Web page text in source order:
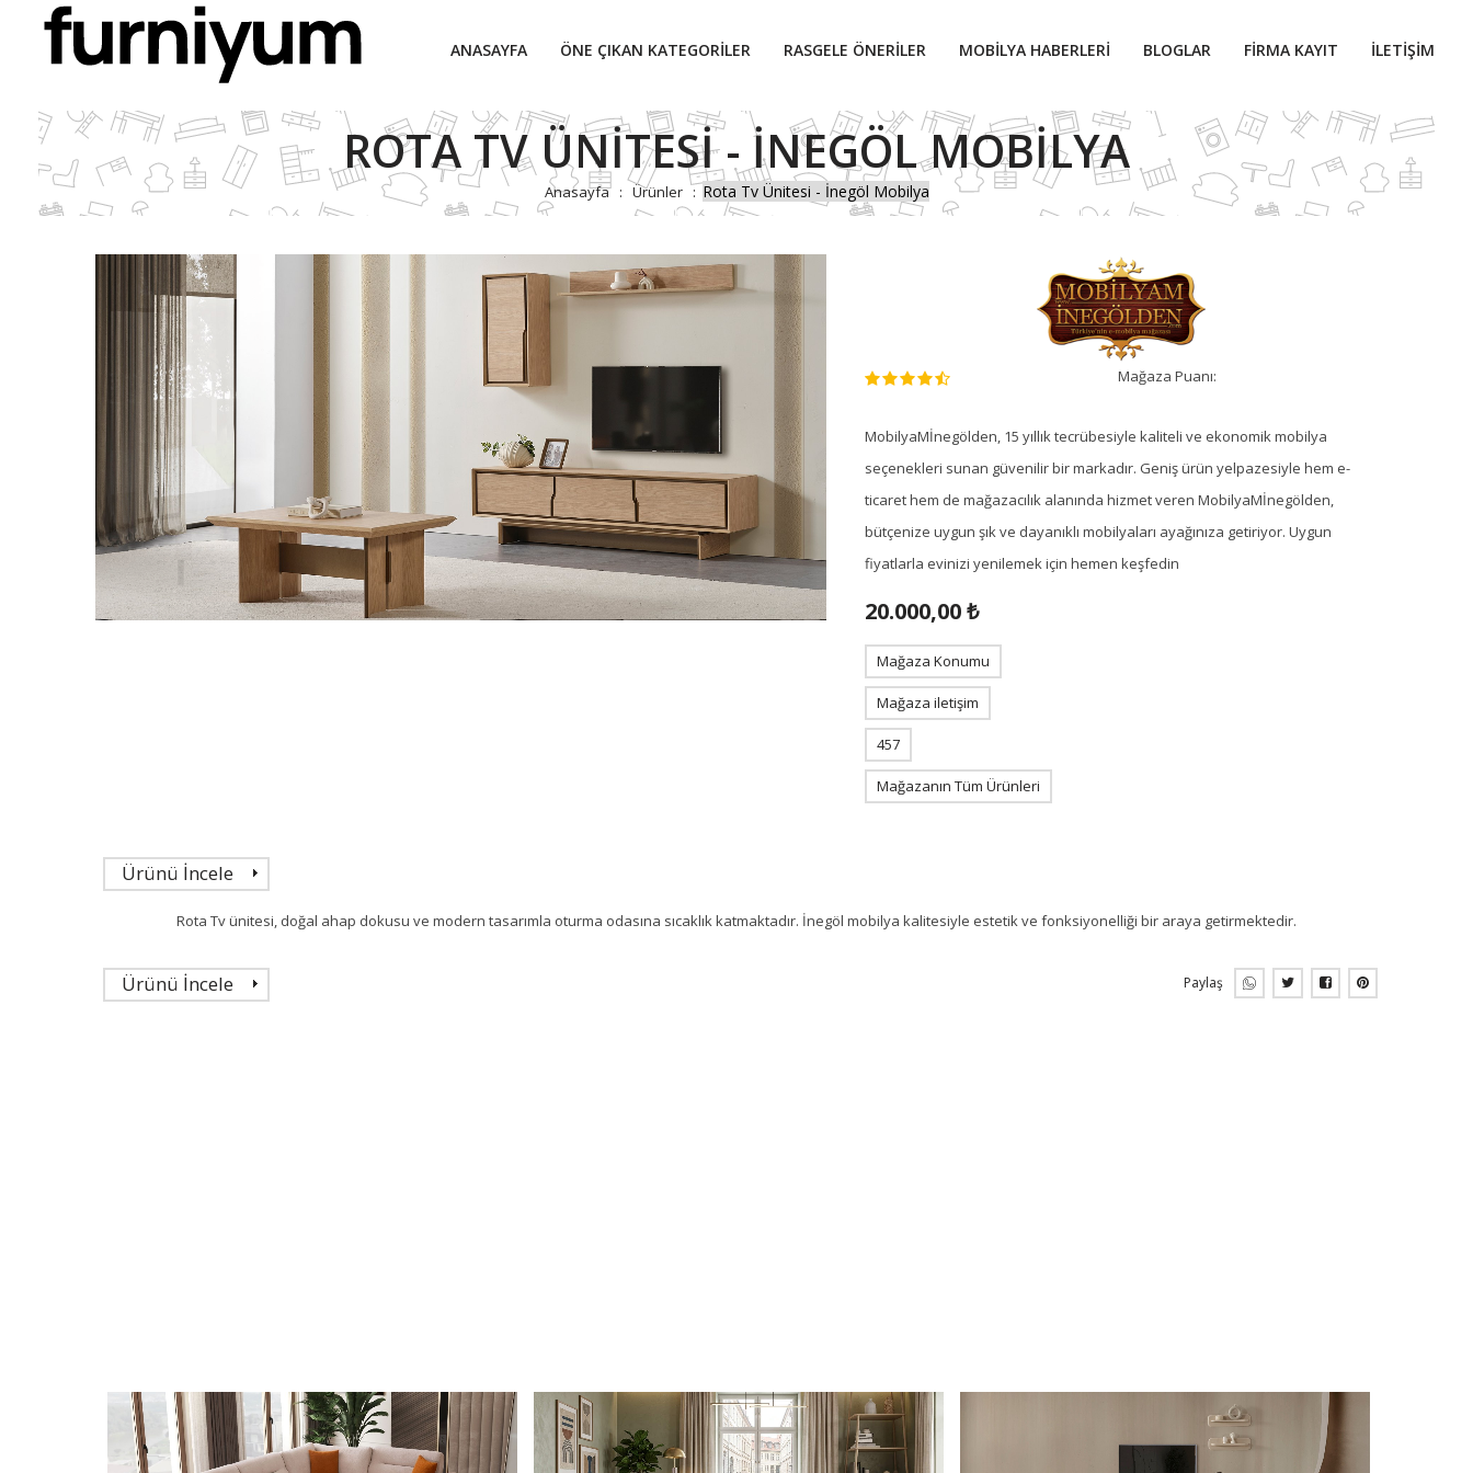
ANASAYFA ÖNE ÇIKAN KATEGORILER RASGELE ÖNERILER MOBILYA HABERLERI BLOGLAR FIRMA KAYIT İLETIŞIM
ROTA TV ÜNITESI - İNEGÖL MOBILYA
Anasayfa Ürünler Rota Tv Ünitesi - İnegöl Mobilya
Mağaza Puanı:
MobilyaMİnegölden, 15 yıllık tecrübesiyle kaliteli ve ekonomik mobilya
seçenekleri sunan güvenilir bir markadır. Geniş ürün yelpazesiyle hem e-
ticaret hem de mağazacılık alanında hizmet veren MobilyaMİnegölden,
bütçenize uygun şık ve dayanıklı mobilyaları ayağınıza getiriyor. Uygun
fiyatlarla evinizi yenilemek için hemen keşfedin
20.000,00 ₺
Mağaza Konumu
Mağaza iletişim
457
Mağazanın Tüm Ürünleri
Ürünü İncele
Rota Tv ünitesi, doğal ahap dokusu ve modern tasarımla oturma odasına sıcaklık katmaktadır. İnegöl mobilya kalitesiyle estetik ve fonksiyonelliği bir araya getirmektedir.
Ürünü İncele Paylaş